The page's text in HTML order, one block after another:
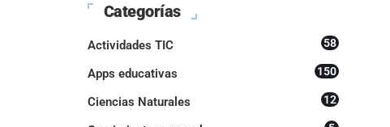
Categorías
Actividades TIC 58
Apps educativas 150
Ciencias Naturales 12